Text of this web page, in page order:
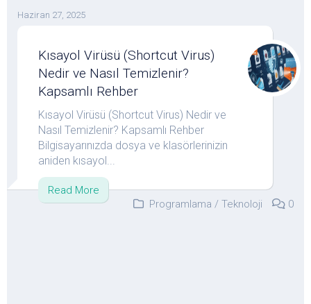
Haziran 27, 2025
Kısayol Virüsü (Shortcut Virus)
Nedir ve Nasıl Temizlenir?
Kapsamlı Rehber
Kısayol Virüsü (Shortcut Virus) Nedir ve
Nasıl Temizlenir? Kapsamlı Rehber
Bilgisayarınızda dosya ve klasörlerinizin
aniden kısayol...
Read More
Programlama / Teknoloji 0